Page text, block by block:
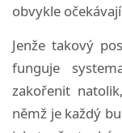
obvykle
Jenže takový
funguje
zakořenit
němž je každý